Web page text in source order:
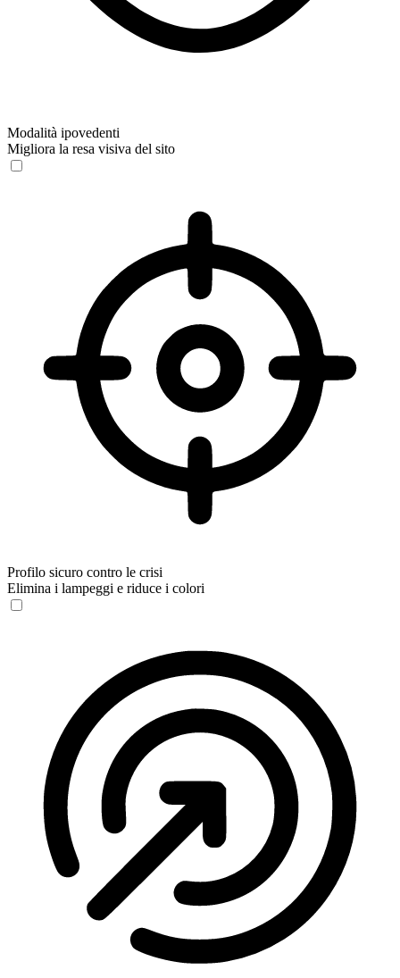
Modalità ipovedenti
Migliora la resa visiva del sito
Profilo sicuro contro le crisi
Elimina i lampeggi e riduce i colori